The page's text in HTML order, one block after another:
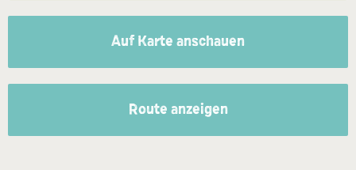
Auf Karte anschauen
Route anzeigen